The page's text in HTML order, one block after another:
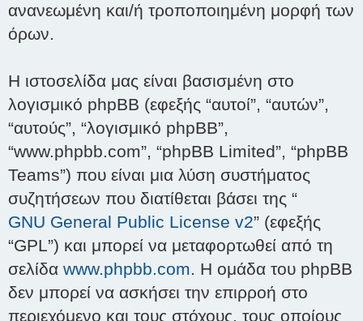
ανανεωμένη και/ή τροποποιημένη μορφή των
όρων.
Η ιστοσελίδα μας είναι βασισμένη στο
λογισμικό phpBB (εφεξής “αυτοί”, “αυτών”,
“αυτούς”, “λογισμικό phpBB”,
“www.phpbb.com”, “phpBB Limited”, “phpBB
Teams”) που είναι μια λύση συστήματος
συζητήσεων που διατίθεται βάσει της “
GNU General Public License v2” (εφεξής
“GPL”) και μπορεί να μεταφορτωθεί από τη
σελίδα www.phpbb.com. Η ομάδα του phpBB
δεν μπορεί να ασκήσει την επιρροή στο
περιεχόμενο και τους στόχους, τους οποίους